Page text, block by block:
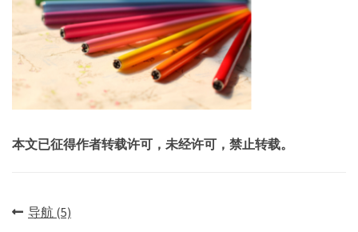
本文已征得作者转载许可，未经许可，禁止转载。
文导航 (5)